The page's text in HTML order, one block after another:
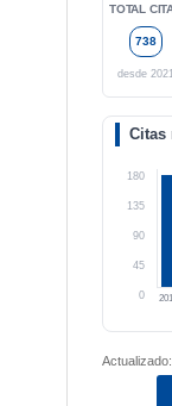
TOTAL
738
desde 2021
Citas
180
135
90
45
0